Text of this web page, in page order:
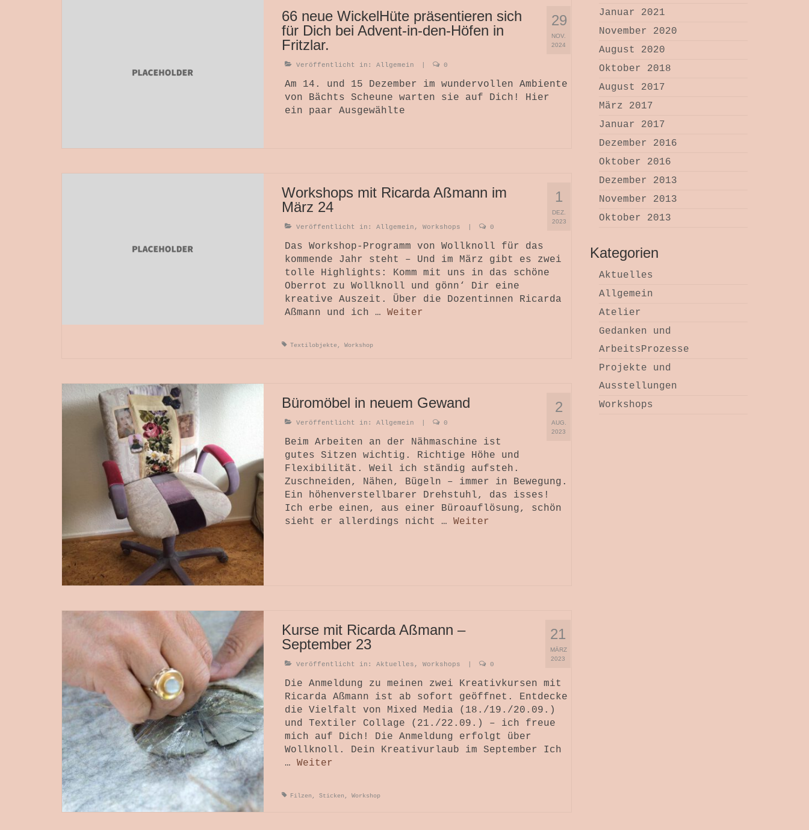
29
NOV.
2024
66 neue WickelHüte präsentieren sich
für Dich bei Advent-in-den-Höfen in
Fritzlar.
Veröffentlicht in: Allgemein 0
Am 14. und 15 Dezember im wundervollen Ambiente
von Bächts Scheune warten sie auf Dich! Hier
ein paar Ausgewählte
1
DEZ.
2023
Workshops mit Ricarda Aßmann im
März 24
Veröffentlicht in: Allgemein , Workshops 0
Das Workshop-Programm von Wollknoll für das
kommende Jahr steht – Und im März gibt es zwei
tolle Highlights: Komm mit uns in das schöne
Oberrot zu Wollknoll und gönn‘ Dir eine
kreative Auszeit. Über die Dozentinnen Ricarda
Aßmann und ich … Weiter
Textilobjekte , Workshop
2
AUG.
2023
Büromöbel in neuem Gewand
Veröffentlicht in: Allgemein 0
Beim Arbeiten an der Nähmaschine ist
gutes Sitzen wichtig. Richtige Höhe und
Flexibilität. Weil ich ständig aufsteh.
Zuschneiden, Nähen, Bügeln – immer in Bewegung.
Ein höhenverstellbarer Drehstuhl, das isses!
Ich erbe einen, aus einer Büroauflösung, schön
sieht er allerdings nicht … Weiter
21
MÄRZ
2023
Kurse mit Ricarda Aßmann –
September 23
Veröffentlicht in: Aktuelles , Workshops 0
Die Anmeldung zu meinen zwei Kreativkursen mit
Ricarda Aßmann ist ab sofort geöffnet. Entdecke
die Vielfalt von Mixed Media (18./19./20.09.)
und Textiler Collage (21./22.09.) – ich freue
mich auf Dich! Die Anmeldung erfolgt über
Wollknoll. Dein Kreativurlaub im September Ich
… Weiter
Filzen , Sticken , Workshop
Januar 2021
November 2020
August 2020
Oktober 2018
August 2017
März 2017
Januar 2017
Dezember 2016
Oktober 2016
Dezember 2013
November 2013
Oktober 2013
Kategorien
Aktuelles
Allgemein
Atelier
Gedanken und
ArbeitsProzesse
Projekte und
Ausstellungen
Workshops